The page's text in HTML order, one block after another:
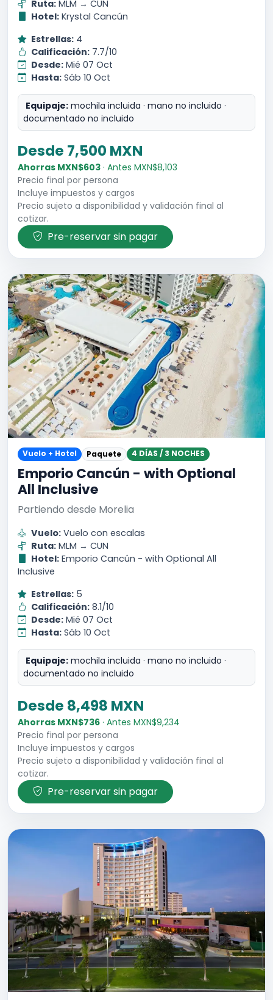
Ruta: MLM → CUN
Hotel: Krystal Cancún
Estrellas: 4
Calificación: 7.7/10
Desde: Mié 07 Oct
Hasta: Sáb 10 Oct
Equipaje: mochila incluida · mano no incluido ·
documentado no incluido
Desde 7,500 MXN
Ahorras MXN$603 · Antes MXN$8,103
Precio final por persona
Incluye impuestos y cargos
Precio sujeto a disponibilidad y validación final al
cotizar.
Pre-reservar sin pagar
Vuelo + Hotel Paquete 4 DÍAS / 3 NOCHES
Emporio Cancún - with Optional
All Inclusive
Partiendo desde Morelia
Vuelo: Vuelo con escalas
Ruta: MLM → CUN
Hotel: Emporio Cancún - with Optional All
Inclusive
Estrellas: 5
Calificación: 8.1/10
Desde: Mié 07 Oct
Hasta: Sáb 10 Oct
Equipaje: mochila incluida · mano no incluido ·
documentado no incluido
Desde 8,498 MXN
Ahorras MXN$736 · Antes MXN$9,234
Precio final por persona
Incluye impuestos y cargos
Precio sujeto a disponibilidad y validación final al
cotizar.
Pre-reservar sin pagar